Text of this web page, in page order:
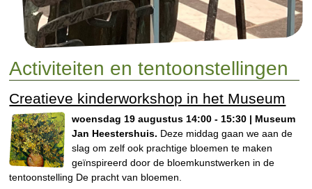
Activiteiten en tentoonstellingen
Creatieve kinderworkshop in het Museum
woensdag 19 augustus 14:00 - 15:30 | Museum
Jan Heestershuis. Deze middag gaan we aan de
slag om zelf ook prachtige bloemen te maken
geïnspireerd door de bloemkunstwerken in de
tentoonstelling De pracht van bloemen.